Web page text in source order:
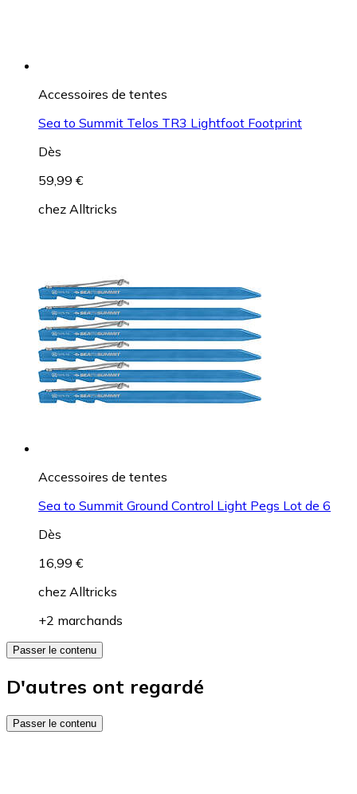
Accessoires de tentes
Sea to Summit Telos TR3 Lightfoot Footprint
Dès
59,99 €
chez Alltricks
Accessoires de tentes
Sea to Summit Ground Control Light Pegs Lot de 6
Dès
16,99 €
chez Alltricks
+2 marchands
Passer le contenu
D'autres ont regardé
Passer le contenu